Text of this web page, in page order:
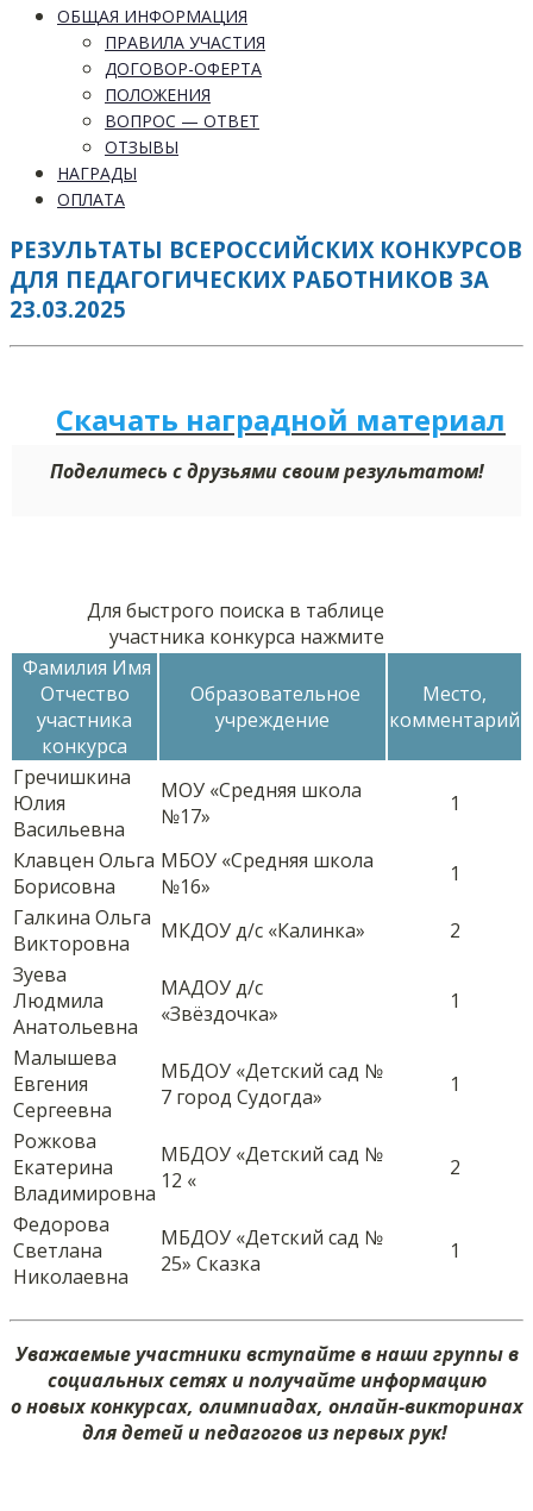
ОБЩАЯ ИНФОРМАЦИЯ
ПРАВИЛА УЧАСТИЯ
ДОГОВОР-ОФЕРТА
ПОЛОЖЕНИЯ
ВОПРОС — ОТВЕТ
ОТЗЫВЫ
НАГРАДЫ
ОПЛАТА
РЕЗУЛЬТАТЫ ВСЕРОССИЙСКИХ КОНКУРСОВ
ДЛЯ ПЕДАГОГИЧЕСКИХ РАБОТНИКОВ ЗА
23.03.2025
Скачать наградной материал
Поделитесь с друзьями своим результатом!
Для быстрого поиска в таблице
участника конкурса нажмите
Фамилия Имя
Отчество
участника
конкурса
Образовательное
учреждение
Место,
комментарий
Гречишкина
Юлия
Васильевна
МОУ «Средняя школа
№17»
1
Клавцен Ольга
Борисовна
МБОУ «Средняя школа
№16»
1
Галкина Ольга
Викторовна
МКДОУ д/с «Калинка»
2
Зуева
Людмила
Анатольевна
МАДОУ д/с
«Звёздочка»
1
Малышева
Евгения
Сергеевна
МБДОУ «Детский сад №
7 город Судогда»
1
Рожкова
Екатерина
Владимировна
МБДОУ «Детский сад №
12 «
2
Федорова
Светлана
Николаевна
МБДОУ «Детский сад №
25» Сказка
1
Уважаемые участники вступайте в наши группы в
социальных сетях и получайте информацию
о новых конкурсах, олимпиадах, онлайн-викторинах
для детей и педагогов из первых рук!